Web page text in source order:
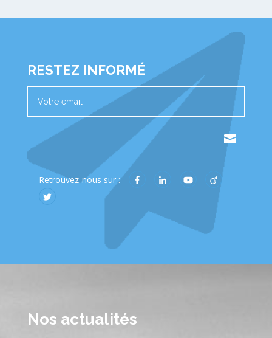
RESTEZ INFORMÉ
Retrouvez-nous sur :
Nos actualités